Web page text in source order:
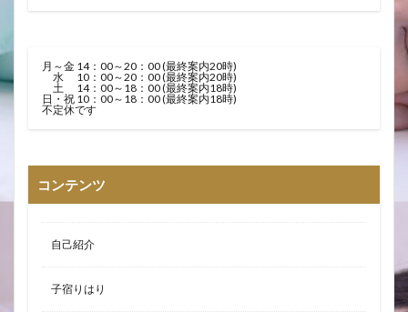
月～金 14：00～20：00 (最終案内20時)
水 10：00～20：00 (最終案内20時)
土 14：00～18：00 (最終案内18時)
日・祝 10：00～18：00 (最終案内18時)
不定休です
コンテンツ
自己紹介
子宿りはり